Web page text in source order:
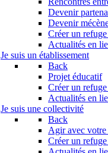
Devenir
Devenir
Créer un
Actualités en
Je suis un établissement
Back
Projet éducatif
Créer un
Actualités en
Je suis une collectivité
Back
Agir avec votre
Créer un